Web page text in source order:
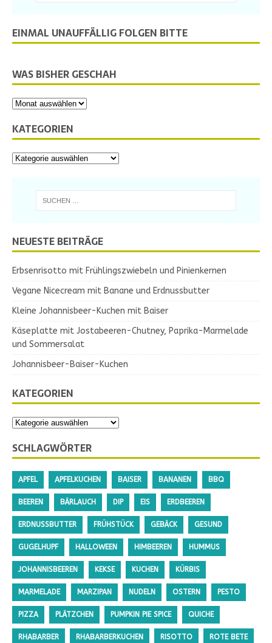
EINMAL UNAUFFÄLLIG FOLGEN BITTE
WAS BISHER GESCHAH
KATEGORIEN
NEUESTE BEITRÄGE
Erbsenrisotto mit Frühlingszwiebeln und Pinienkernen
Vegane Nicecream mit Banane und Erdnussbutter
Kleine Johannisbeer-Kuchen mit Baiser
Käseplatte mit Jostabeeren-Chutney, Paprika-Marmelade
und Sommersalat
Johannisbeer-Baiser-Kuchen
KATEGORIEN
SCHLAGWÖRTER
APFEL APFELKUCHEN BAISER BANANEN BBQ
BEEREN BÄRLAUCH DIP EIS ERDBEEREN
ERDNUSSBUTTER FRÜHSTÜCK GEBÄCK GESUND
GUGELHUPF HALLOWEEN HIMBEEREN HUMMUS
JOHANNISBEEREN KEKSE KUCHEN KÜRBIS
MARMELADE MARZIPAN NUDELN OSTERN PESTO
PIZZA PLÄTZCHEN PUMPKIN PIE SPICE QUICHE
RHABARBER RHABARBERKUCHEN RISOTTO ROTE BETE